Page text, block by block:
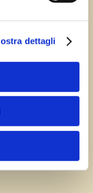
dettagli